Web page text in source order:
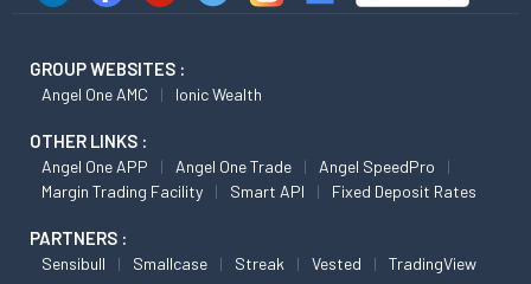
GROUP WEBSITES :
Angel One AMC Ionic Wealth
OTHER LINKS :
Angel One APP Angel One Trade
Angel SpeedPro
Margin Trading Facility
Smart API Fixed Deposit Rates
PARTNERS :
Sensibull Smallcase Streak Vested TradingView